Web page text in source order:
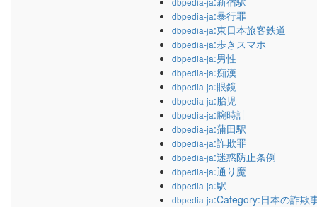
dbpedia-ja:暴行罪
dbpedia-ja:東日本旅客鉄道
dbpedia-ja:歩きスマホ
dbpedia-ja:男性
dbpedia-ja:痴漢
dbpedia-ja:眼鏡
dbpedia-ja:胎児
dbpedia-ja:腕時計
dbpedia-ja:蒲田駅
dbpedia-ja:詐欺罪
dbpedia-ja:迷惑防止条例
dbpedia-ja:通り魔
dbpedia-ja:駅
dbpedia-ja:Category:日本の詐欺